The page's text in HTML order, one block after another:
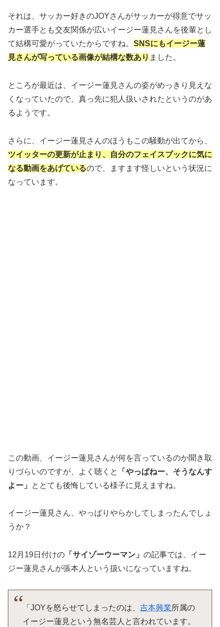
それは、サッカー好きのJOYさんがサッカーが得意でサッ
カー選手とも交友関係が広いイージー蓮見さんを後輩とし
て結構可愛がっていたからですね。 SNSにもイージー蓮
見さんが写っている画像が結構な数あり ました。
ところが最近は、イージー蓮見さんの姿がめっきり見えな
くなっていたので、真っ先に犯人扱いされたというのがあ
るようです。
さらに、イージー蓮見さんのほうもこの騒動が出てから、
ツイッターの更新が止まり、自分のフェイスブックに気に
なる動画をあげているので、ますます怪しいという状況に
なっています。
この動画、イージー蓮見さんが何を言っているのか聞き取
りづらいのですが、よく聴くと
「やっぱねー、そうなんす
よー」
ととても後悔している様子に見えますね。
イージー蓮見さん、やっぱりやらかしてしまったんでしょ
うか？
12月19日付けの 「サイゾーウーマン」 の記事では、イー
ジー蓮見さんが張本人という扱いになっていますね。
「JOYを怒らせてしまったのは、 吉本興業所属の
イージー蓮見という無名芸人と言われています。